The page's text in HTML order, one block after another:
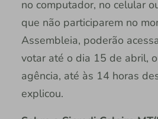
no computador, no celular
que não participarem no
Assembleia, poderão
votar até o dia 15 de abril,
agência, até às 14 horas
explicou.